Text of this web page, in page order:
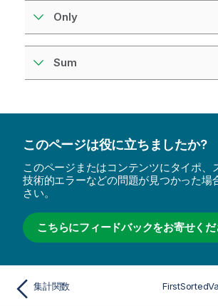
Only
Sum
このページは役に立ちましたか?
このページまたはコンテンツにタイポ、
技術的エラーなどの問題が見つかった場
さい。
こちらにフィードバックをお寄せく
集計関数